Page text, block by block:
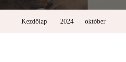
Kezdőlap 2024 október